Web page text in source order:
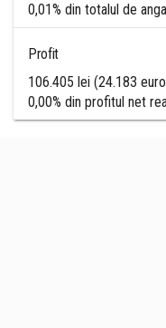
0,01% din totalul de
Profit
106.405 lei (24.183
0,00% din profitul net